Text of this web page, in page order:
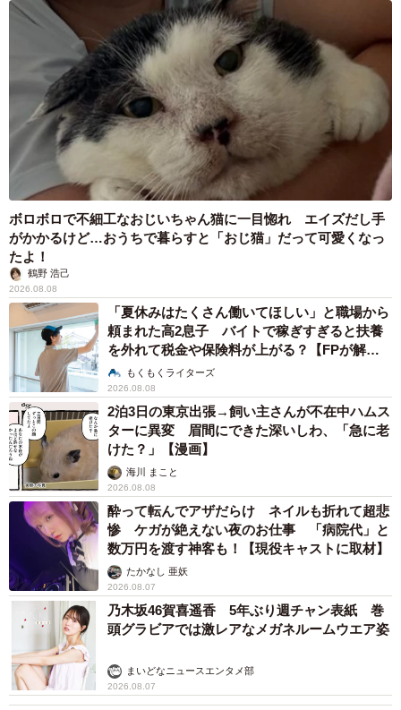
ボロボロで不細工なおじいちゃん猫に一目惚れ エイズだし手
がかかるけど…おうちで暮らすと「おじ猫」だって可愛くなっ
たよ！
鶴野 浩己
2026.08.08
「夏休みはたくさん働いてほしい」と職場から
頼まれた高2息子 バイトで稼ぎすぎると扶養
を外れて税金や保険料が上がる？【FPが解
説】もくもくライターズ
2026.08.08
2泊3日の東京出張→飼い主さんが不在中ハムス
ターに異変 眉間にできた深いしわ、「急に老
けた？」【漫画】
海川 まこと
2026.08.08
酔って転んでアザだらけ ネイルも折れて超悲
惨 ケガが絶えない夜のお仕事 「病院代」と
数万円を渡す神客も！【現役キャストに取材】
たかなし 亜妖
2026.08.07
乃木坂46賀喜遥香 5年ぶり週チャン表紙 巻
頭グラビアでは激レアなメガネルームウエア姿
まいどなニュースエンタメ部
2026.08.07